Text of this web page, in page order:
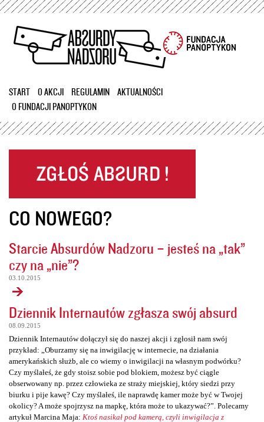
Przejdź
treści
START O AKCJI REGULAMIN
AKTUALNOŚCI
O FUNDACJI PANOPTYKON
CO NOWEGO?
Starcie Absurdów Nadzoru – jesteś na „tak”
czy na „nie”?
03.10.2015
Dziennik Internautów zgłasza swój absurd
08.09.2015
Dziennik Internautów dołączył się do naszej akcji i zgłosił nam swój
przykład: „Oburzamy się na inwigilację w internecie, na działania
amerykańskich służb, ale co wiemy o inwigilacji na własnym podwórku?
Czy myślałeś, że gdy stoisz sobie pod blokiem, możesz być ciągle
obserwowany np. przez człowieka ze straży miejskiej, który siedzi przy
biurku i pije kawę? Czy myślałeś, ile naprawdę kamer może być w Twojej
okolicy? A może spojrzysz na mapkę, która może to ukazywać?”. Polecamy
artykuł Marcina Maja: Ktoś nasikał pod kamerą, czyli inwigilacja z